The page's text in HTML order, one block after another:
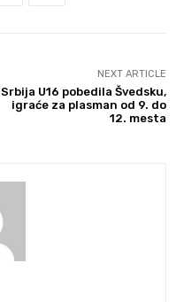
NEXT ARTICLE
Srbija U16 pobedila Švedsku,
igraće za plasman od 9. do
12. mesta